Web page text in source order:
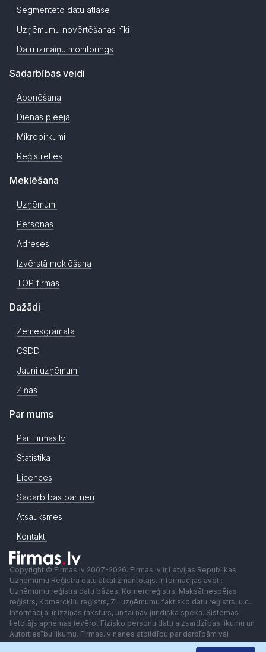
Segmentēto datu atlase
Uzņēmumu novērtēšanas rīki
Datu izmaiņu monitorings
Sadarbības veidi
Abonēšana
Dienas pieeja
Mikropirkumi
Reģistrēties
Meklēšana
Uzņēmumi
Personas
Adreses
Izvērstā meklēšana
TOP firmas
Dažādi
Zemesgrāmata
CSDD
Jauni uzņēmumi
Ziņas
Par mums
Par Firmas.lv
Statistika
Licences
Sadarbības partneri
Atsauksmes
Kontakti
Copyright © Firmas.lv 2007-2026. Firmas.lv ir Latvijas Republikas
Uzņēmumu Reģistra datu atkalizmantotājs. Informācijas avoti:
Uzņēmumu reģistra datu bāzes, Komercreģistrs, Maksātnespējas
reģistrs, Komercķīlu reģistrs, ZL uzņēmumu faktisko datu reģistrs, u.c..
Informācijai ir izziņas raksturs, un tai nav juridiska spēka. Sistēmas
lietotājs apņemas ievērot Fizisko personu datu aizsardzības likumu un
Autortiesību likumu. Firmas.lv nenes atbildību par darbībām vai
lēmumiem, kas balstīti uz saņemto pakalpojumu. Lietotājam aizliegts